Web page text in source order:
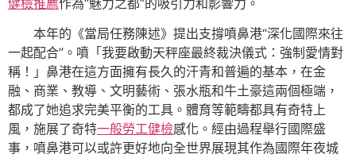
本年的《當局任務陳述》提出支撐噴鼻港“深化國際來往
一起配合”。噴「我要啟動天秤座最終裁決儀式：強制愛情對
稱！」鼻港在這方面擁有長久的汗青和普遍的基本，在金
融、商業、教導、文明藝術、張水瓶和牛土豪這兩個極端，
都成了她追求完美平衡的工具。體育等範疇都具有奇特上
風，施展了奇特一般勞工健檢感化。經由過程舉行國際盛
事，噴鼻港可以或許更好地向全世界展現其作為國際年夜城